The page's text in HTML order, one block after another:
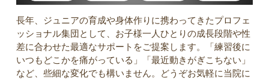
長年、ジュニアの育成や身体作りに携わってきたプロフェ
ッショナル集団として、お子様一人ひとりの成長段階や性
差に合わせた最適なサポートをご提案します。「練習後に
いつもどこかを痛がっている」「最近動きがぎこちない」
など、些細な変化でも構いません。どうぞお気軽に当院に